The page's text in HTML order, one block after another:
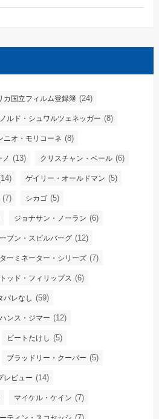
カ国立フィルム登録簿 (24)
ルド・シュワルツェネッガー (8)
ニオ・モリコーネ (8)
ノ (13) クリスチャン・ベール (6)
ゲイリー・オールドマン (5)
(7) シカゴ (5)
ジョナサン・ノーラン (6)
ブン・スピルバーグ (12)
ターミネーター・シリーズ (7)
トッド・フィリップス (6)
バレなし (59)
ハンス・ジマー (12)
ビートたけし (5)
ブラッドリー・クーパー (5)
レビュー (14)
マイケル・ケイン (7)